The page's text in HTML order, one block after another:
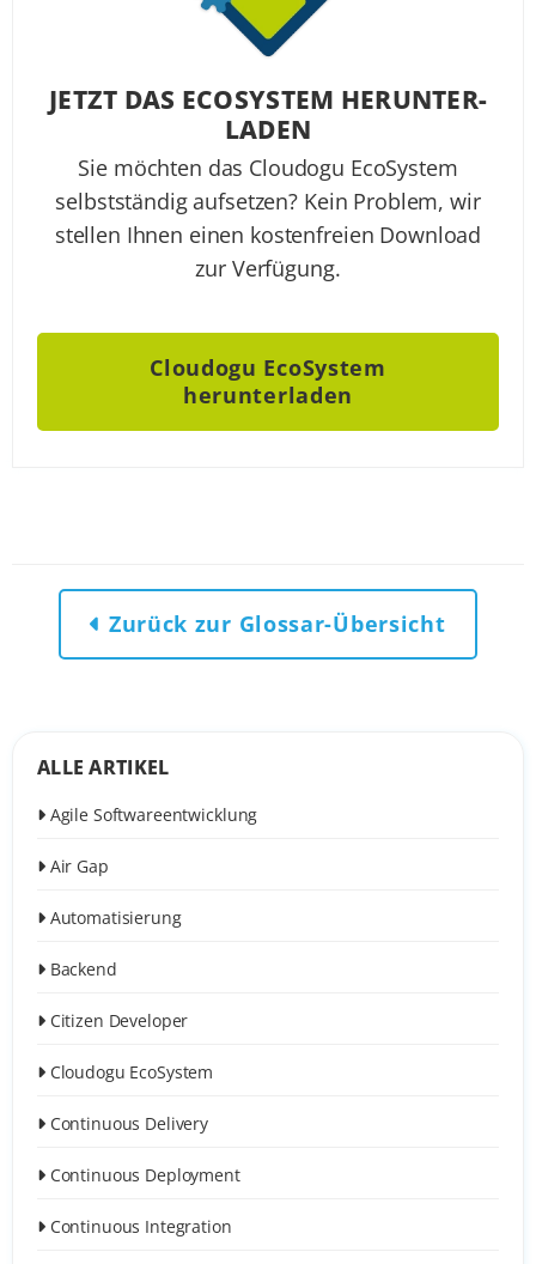
JETZT DAS ECO­SYSTEM HER­UNTER­
LA­DEN
Sie möchten das Cloudogu EcoSystem
selbstständig aufsetzen? Kein Problem, wir
stellen Ihnen einen kostenfreien Download
zur Verfügung.
Cloudogu EcoSystem
herunterladen
Zurück zur Glossar-Übersicht
ALLE ARTIKEL
Agile Softwareentwicklung
Air Gap
Automatisierung
Backend
Citizen Developer
Cloudogu EcoSystem
Continuous Delivery
Continuous Deployment
Continuous Integration